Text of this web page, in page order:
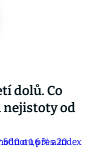
dolů. Co
od